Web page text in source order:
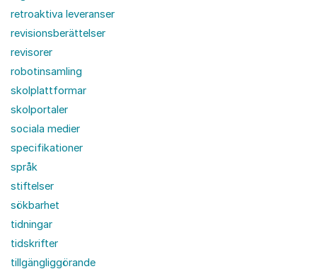
retroaktiva leveranser
revisionsberättelser
revisorer
robotinsamling
skolplattformar
skolportaler
sociala medier
specifikationer
språk
stiftelser
sökbarhet
tidningar
tidskrifter
tillgängliggörande